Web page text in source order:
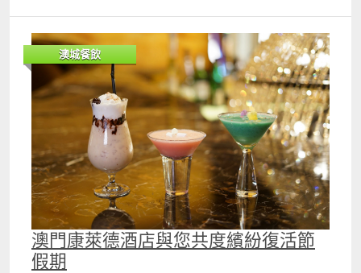
爺） 呢三個地方絕對適合小朋友玩。 第一間係位於澳門科
學館的「科學館兒童世界」。 兒童世界入口 位於科學館館
展覽中心入口旁邊的「科學館兒童世界」， 以熱帶雨林為主
題，分爲幼兒區及小童區兩部分。 幼兒區裹面有小型滑梯、
捕魚攻略及軟墊積木等遊樂設施，適合2至4歲小朋友； 適合
2 至 4 歲及 5 至 12 歲小朋友遊玩 小童區有一座三層高的大
型遊戲組合「淘氣堡」，有繩網、隧道、沙包、彩虹拱橋及
軟墊積木，最適合5至12歲小朋友。 如果少爺細個時，有咁
好設施玩就好啦。（＃歎氣） 小朋友唔單止可以盡情享受攀
爬、跨越障礙及溜滑梯的樂趣之餘， 仲可以鍛煉小朋友體
能、增強小朋友嘅自信及培養冒險精神。點可以唔帶佢地去
呀？ 入場費十蚊，一位陪同家長免費。 ● 費用： 門票類型
票價 澳門幣 標準票 212歲兒童 10元 特別優惠票 18歲或以
上照顧者 免費 ● 開放時間： 每天共7個場次，逢周四休
息，公衆假期照常開放。 場次 時間 上午時段 第一場
菜」使用慢煮原理烹調，肉質嫩滑。
景酒店網頁登記成為會員並經酒店網頁預訂住宿計劃，可享
延遲退房至下午1點 想入住主題客房，更加要快人一步搶先
預訂啦！受有關條款及細則約束 帝景會員登記：
httpsgoo.glC7wwer 預訂： httpsgoo.glVQVtDw 早鳥優惠
預訂：由即日起至2018年3月18日 入住日期：2018年3月30
日至4月2日 查詢：852 37162888
reservation@royalview.com.hk #復活節 #親子活動 #酒店
#住宿計劃 #甜品 #FUN #hotel #hk #荃灣 #汀九 #Game
#room #hongkonghotel#香港酒店 #香港帝景酒店 #offer
#relax #渡假酒店 #earlybird #workshop #easter
#bigbigfun
澳城餐飲
澳門康萊德酒店與您共度繽紛復活節
假期